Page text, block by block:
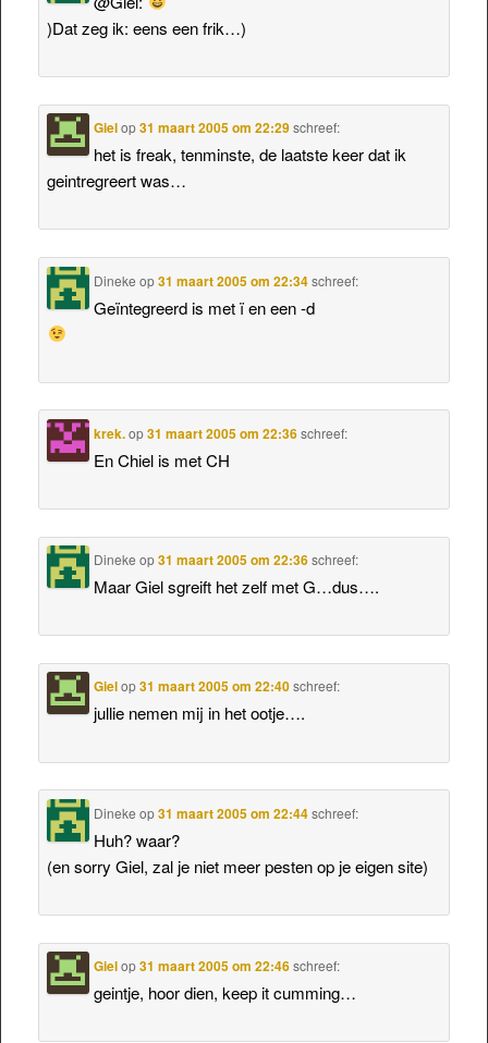
)Dat zeg ik: eens een frik…)
Gielop31 maart 2005 om 22:29 schreef:
het is freak, tenminste, de laatste keer dat ik
geintregreert was…
Dineke op31 maart 2005 om 22:34 schreef:
Geïntegreerd is met ï en een -d
krek.op31 maart 2005 om 22:36 schreef:
En Chiel is met CH
Dineke op31 maart 2005 om 22:36 schreef:
Maar Giel sgreift het zelf met G…dus….
Gielop31 maart 2005 om 22:40 schreef:
jullie nemen mij in het ootje….
Dineke op31 maart 2005 om 22:44 schreef:
Huh? waar?
(en sorry Giel, zal je niet meer pesten op je eigen site)
Gielop31 maart 2005 om 22:46 schreef:
geintje, hoor dien, keep it cumming…